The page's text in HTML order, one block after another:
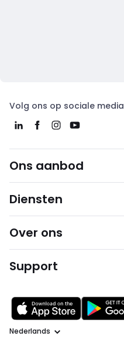
Volg ons op sociale media
Ons aanbod
Diensten
Over ons
Support
Taal